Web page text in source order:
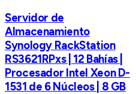
Servidor de
Almacenamiento
Synology RackStation
RS3621RPxs | 12 Bahías |
Procesador Intel Xeon D-
1531 de 6 Núcleos | 8 GB